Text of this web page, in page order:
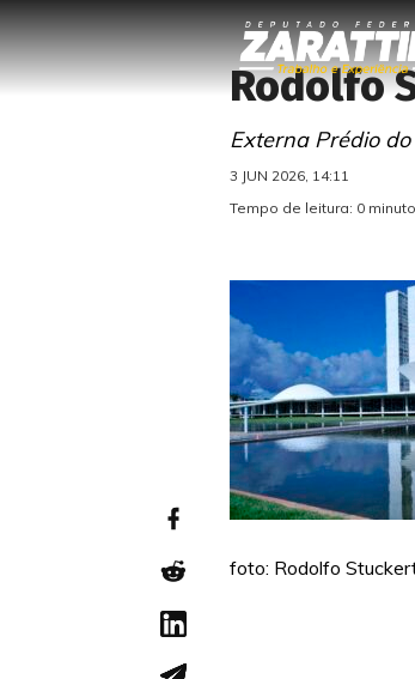
Rodolfo
Externa Prédio
3 JUN 2026, 14:11
Tempo de leitura: 0
foto: Rodolfo